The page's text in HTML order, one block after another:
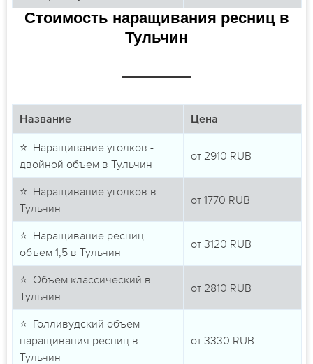
Стоимость наращивания ресниц в
Тульчин
Название Цена
⭐ Наращивание уголков -
двойной объем в Тульчин
от 2910 RUB
⭐ Наращивание уголков в
Тульчин
от 1770 RUB
⭐ Наращивание ресниц -
объем 1,5 в Тульчин
от 3120 RUB
⭐ Объем классический в
Тульчин
от 2810 RUB
⭐ Голливудский объем
наращивания ресниц в
Тульчин
от 3330 RUB